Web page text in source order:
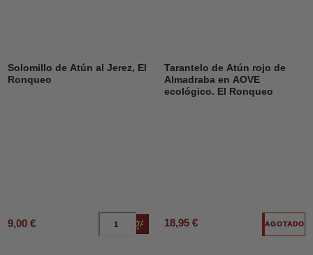
Solomillo de Atún al Jerez, El
Ronqueo
9,00 € Añadir al carrito
Tarantelo de Atún rojo de
Almadraba en AOVE
ecológico. El Ronqueo
18,95 € AGOTADO